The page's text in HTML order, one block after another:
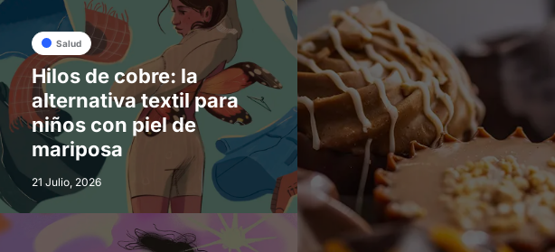
Salud
Hilos de cobre: la
alternativa textil para
niños con piel de
mariposa
21 Julio, 2026